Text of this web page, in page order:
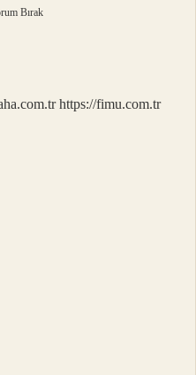
Bırak
https://fimu.com.tr